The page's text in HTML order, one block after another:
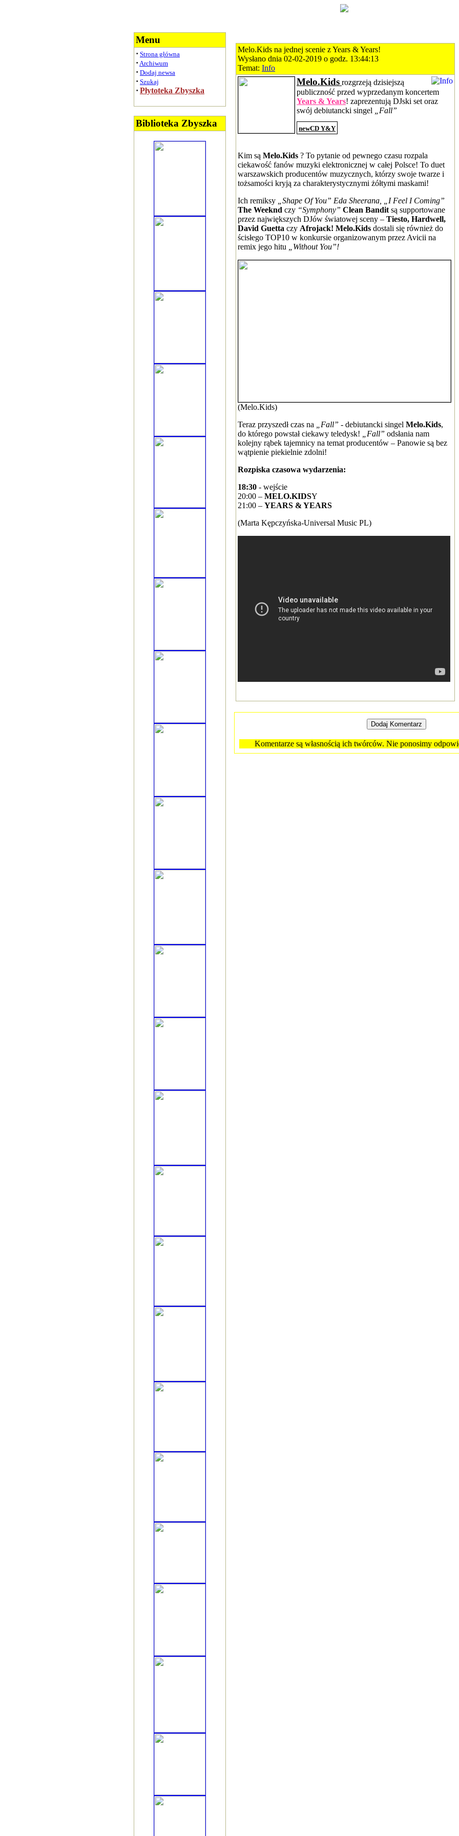
Menu
· Strona główna
· Archiwum
· Dodaj newsa
· Szukaj
· Płytoteka Zbyszka
Biblioteka Zbyszka
Melo.Kids na jednej scenie z Years & Years!
Wysłano dnia 02-02-2019 o godz. 13:44:13
Temat: Info
Melo.Kids rozgrzeją dzisiejszą
publiczność przed wyprzedanym koncertem
Years & Years! zaprezentują DJski set oraz
swój debiutancki singel
„Fall”
newCD Y&Y
Kim są Melo.Kids ? To pytanie od pewnego czasu rozpala
ciekawość fanów muzyki elektronicznej w całej Polsce! To duet
warszawskich producentów muzycznych, którzy swoje twarze i
tożsamości kryją za charakterystycznymi żółtymi maskami!
Ich remiksy
„Shape Of You” Eda Sheerana, „I Feel I Coming”
The Weeknd czy “Symphony” Clean Bandit są supportowane
przez największych DJów światowej sceny – Tiesto, Hardwell,
David Guetta czy Afrojack! Melo.Kids dostali się również do
ścisłego TOP10 w konkursie organizowanym przez Avicii na
remix jego hitu
„Without You”!
(Melo.Kids)
Teraz przyszedł czas na
„Fall” - debiutancki singel Melo.Kids,
do którego powstał ciekawy teledysk!
„Fall” odsłania nam
kolejny rąbek tajemnicy na temat producentów – Panowie są bez
wątpienie piekielnie zdolni!
Rozpiska czasowa wydarzenia:
18:30 - wejście
20:00 – MELO.KIDSY
21:00 – YEARS & YEARS
(Marta Kępczyńska-Universal Music PL)
Komentarze są własnością ich twórców. Nie ponosimy